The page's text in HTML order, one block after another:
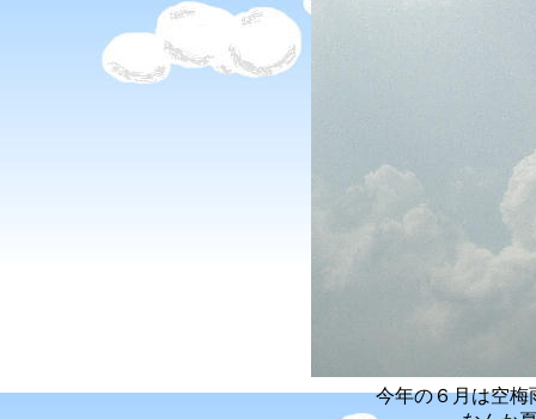
今年の６月は空梅